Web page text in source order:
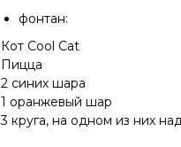
фонтан:
Кот Cool Cat
Пицца
2 синих шара
1 оранжевый шар
3 круга, на одном из них